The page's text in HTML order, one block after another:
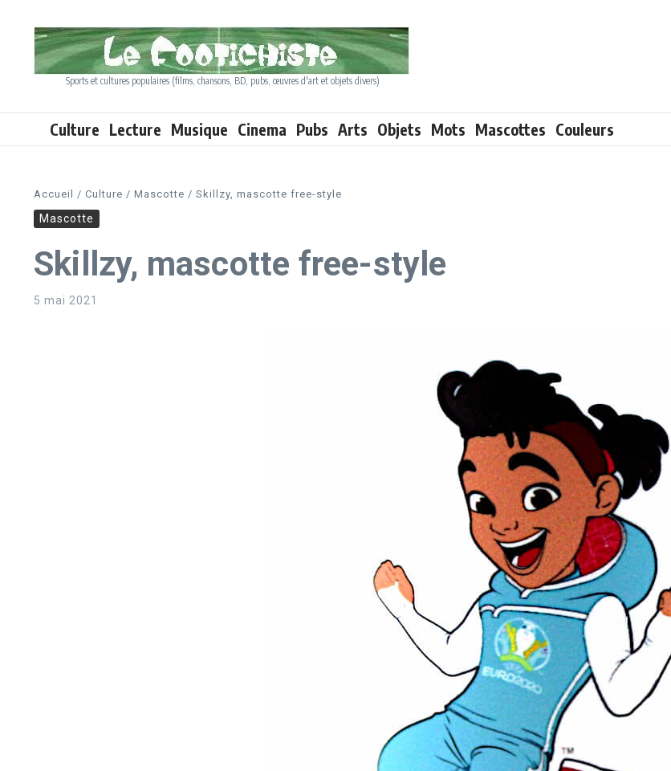
Sports et cultures populaires (films, chansons, BD, pubs, œuvres d'art et objets divers)
Culture Lecture Musique Cinema Pubs Arts Objets Mots Mascottes Couleurs
Accueil / Culture / Mascotte / Skillzy, mascotte free-style
Mascotte
Skillzy, mascotte free-style
5 mai 2021